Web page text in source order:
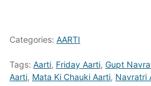
Categories: AARTI
Tags: Aarti, Friday Aarti, Gupt
Aarti, Mata Ki Chauki Aarti, Navratri